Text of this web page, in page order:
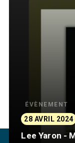
ÉVÈNEMENT
28 AVRIL 2024
Lee Yaron -